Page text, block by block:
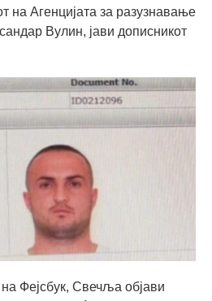
на Агенцијата за разузнавање
Вулин, јави дописникот
Фејсбук, Свечља објави